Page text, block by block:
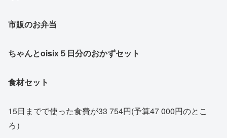
市販のお弁当
ちゃんとoisix５日分のおかずセット
食材セット
15日までで使った食費が33 754円(予算47 000円のとこ
ろ）